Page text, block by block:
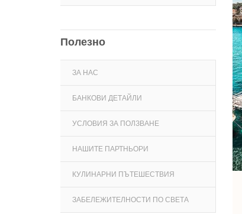
Полезно
ЗА НАС
БАНКОВИ ДЕТАЙЛИ
УСЛОВИЯ ЗА ПОЛЗВАНЕ
НАШИТЕ ПАРТНЬОРИ
КУЛИНАРНИ ПЪТЕШЕСТВИЯ
ЗАБЕЛЕЖИТЕЛНОСТИ ПО СВЕТА